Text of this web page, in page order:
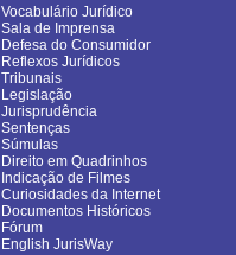
Vocabulário Jurídico
Sala de Imprensa
Defesa do Consumidor
Reflexos Jurídicos
Tribunais
Legislação
Jurisprudência
Sentenças
Súmulas
Direito em Quadrinhos
Indicação de Filmes
Curiosidades da Internet
Documentos Históricos
Fórum
English JurisWay